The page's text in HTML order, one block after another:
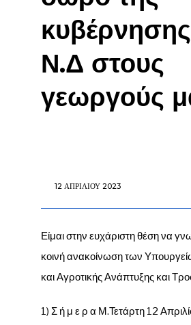
Ν.Δ στους
γεωργούς
12 ΑΠΡΙΛΊΟΥ 2023
Είμαι στην ευχάριστη θέση να
κοινή ανακοίνωση των
και Αγροτικής Ανάπτυξης και
1) Σ ή μ ε ρ α Μ.Τετάρτη 12